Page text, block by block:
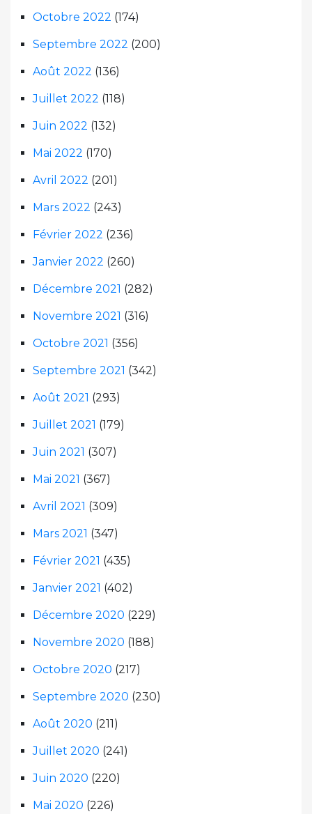
Octobre 2022 (174)
Septembre 2022 (200)
Août 2022 (136)
Juillet 2022 (118)
Juin 2022 (132)
Mai 2022 (170)
Avril 2022 (201)
Mars 2022 (243)
Février 2022 (236)
Janvier 2022 (260)
Décembre 2021 (282)
Novembre 2021 (316)
Octobre 2021 (356)
Septembre 2021 (342)
Août 2021 (293)
Juillet 2021 (179)
Juin 2021 (307)
Mai 2021 (367)
Avril 2021 (309)
Mars 2021 (347)
Février 2021 (435)
Janvier 2021 (402)
Décembre 2020 (229)
Novembre 2020 (188)
Octobre 2020 (217)
Septembre 2020 (230)
Août 2020 (211)
Juillet 2020 (241)
Juin 2020 (220)
Mai 2020 (226)